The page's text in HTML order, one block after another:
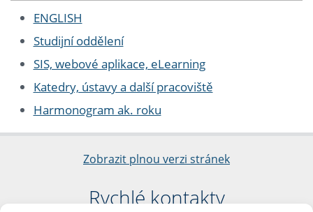
ENGLISH
Studijní oddělení
SIS, webové aplikace, eLearning
Katedry, ústavy a další pracoviště
Harmonogram ak. roku
Zobrazit plnou verzi stránek
Rychlé kontakty